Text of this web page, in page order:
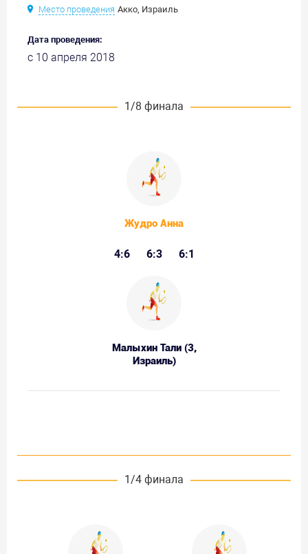
Место проведения Акко, Израиль
Дата проведения:
с 10 апреля 2018
1/8 финала
Жудро Анна
4:6 6:3 6:1
Малыхин Тали (3,
Израиль)
1/4 финала